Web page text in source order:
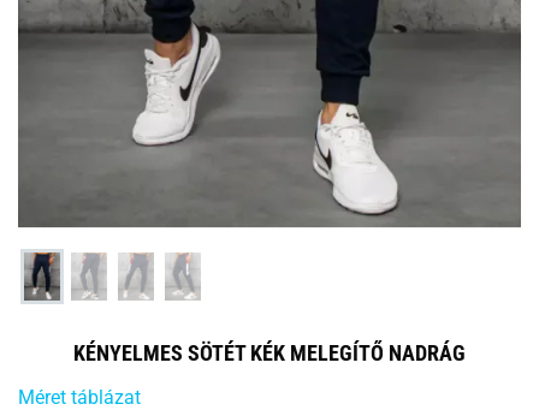
KÉNYELMES SÖTÉT KÉK MELEGÍTŐ NADRÁG
Méret táblázat